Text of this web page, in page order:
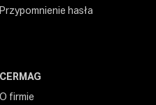
Przypomnienie hasła
CERMAG
O firmie